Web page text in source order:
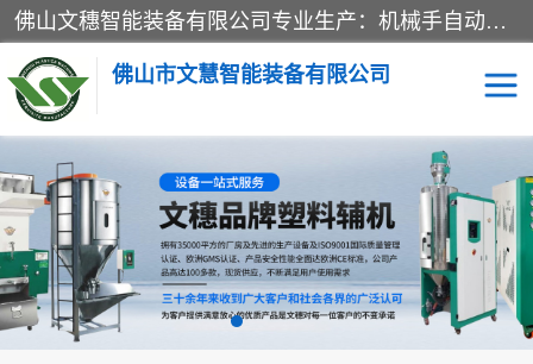
佛山文穗智能装备有限公司专业生产：机械手自动化系列；塑料粉碎机回收系列；塑料混色机系列；温度控制系列：模温机，冷水机；供料输送系列：中央供料系统，欧化/独立式吸料机，分体式吸料机；整机保修一年，易损件除外。
佛山市文慧智能装备有限公司
粉碎回收系列 干燥除湿系列
塑料破碎机 工业冷水机
三机一体除湿干燥机 塑料干燥机